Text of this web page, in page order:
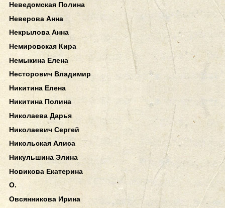
Неведомская Полина
Неверова Анна
Некрылова Анна
Немировская Кира
Немыкина Елена
Несторович Владимир
Никитина Елена
Никитина Полина
Николаева Дарья
Николаевич Сергей
Никольская Алиса
Никульшина Элина
Новикова Екатерина
О.
Овсянникова Ирина